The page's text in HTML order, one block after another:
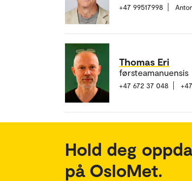
+47 99517998
Thomas Eri
førsteamanuensis
+47 672 37 048
Hold deg
på OsloMet.